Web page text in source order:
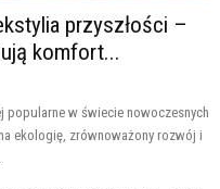
przyszłości –
komfort...
w świecie nowoczesnych
ekologię, zrównoważony rozwój i